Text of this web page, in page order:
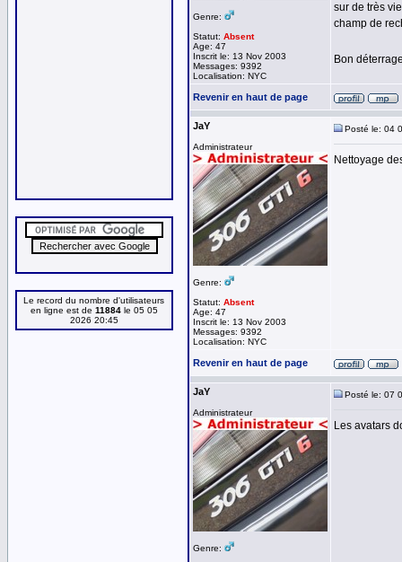
Le record du nombre d'utilisateurs
en ligne est de 11884 le 05 05
2026 20:45
Genre:
Statut: Absent
Age: 47
Inscrit le: 13 Nov 2003
Messages: 9392
Localisation: NYC
sur de très
champ de
Bon
Revenir en haut de page
JaY
Administrateur
Genre:
Statut: Absent
Age: 47
Inscrit le: 13 Nov 2003
Messages: 9392
Localisation: NYC
Posté le: 04
Nettoyage
Revenir en haut de page
JaY
Administrateur
Genre:
Posté le: 07
Les avatars